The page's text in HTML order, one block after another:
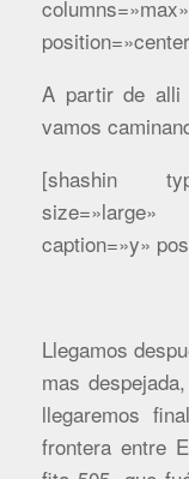
A partir de alli
vamos
[shashin
size=»large»
caption=»y»
Llegamos
mas
llegaremos
frontera entre